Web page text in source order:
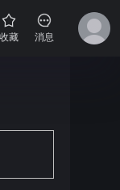
收藏 消息